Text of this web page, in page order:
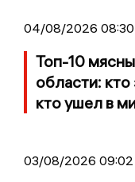
04/08/2026 08:30
Топ-10
области:
кто ушел в
03/08/2026 09:02